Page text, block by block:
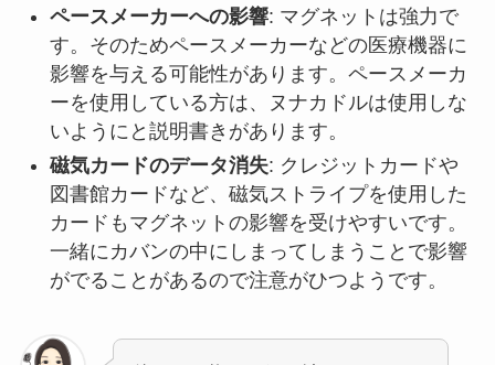
ペースメーカーへの影響: マグネットは強力で
す。そのためペースメーカーなどの医療機器に
影響を与える可能性があります。ペースメーカ
ーを使用している方は、ヌナカドルは使用しな
いようにと説明書きがあります。
磁気カードのデータ消失: クレジットカードや
図書館カードなど、磁気ストライプを使用した
カードもマグネットの影響を受けやすいです。
一緒にカバンの中にしまってしまうことで影響
がでることがあるので注意がひつようです。